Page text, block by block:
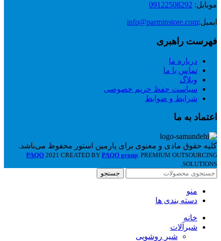
موبایل: 09122508292
ایمیل:info@parminstore.com
فهرست راهبری
درباره ما
تماس با ما
وبلاگ
سیاست حفظ حریم خصوصی
شرایط و ضوابط
اعتماد به ما
کلیه حقوق مادی و معنوی برای پارمین استور محفوظ می‌باشد.
PAQO 2021 CREATED BY PAQO group. PREMIUM OUTSOURCING
SOLUTIONS.
جستجو
منو
دسته بندی ها
خانه
شیرآلات
شیر روشویی